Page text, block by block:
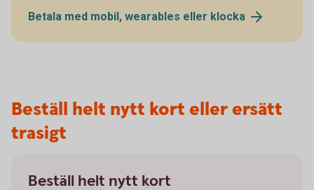
Betala med mobil, wearables eller klocka
Beställ helt nytt kort eller ersätt
trasigt
Beställ helt nytt kort